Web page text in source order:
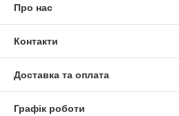
Про нас
Контакти
Доставка та оплата
Графік роботи